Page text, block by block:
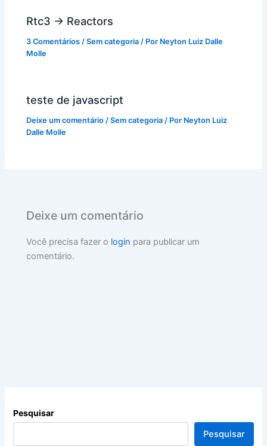
Rtc3 -> Reactors
3 Comentários /Sem categoria / Por Neyton Luiz Dalle
Molle
teste de javascript
Deixe um comentário /Sem categoria / Por Neyton Luiz
Dalle Molle
Deixe um comentário
Você precisa fazer o login para publicar um
comentário.
Pesquisar
Pesquisar